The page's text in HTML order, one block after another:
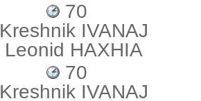
70
Kreshnik IVANAJ
Leonid HAXHIA
70
Kreshnik IVANAJ